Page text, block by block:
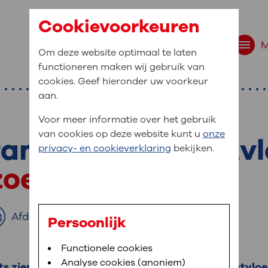
navigatie
bent u naar op
Bloedafname,MijnOLVG,Digitalisering
medische gegevens
In MijnOLVG kunt u uw medische
het u uitkomt. OLVG breidt MijnOLVG
met
van het hart
Afdrukken
Cookievoorkeuren
Om deze website optimaal te laten
functioneren maken wij gebruik van
cookies. Geef hieronder uw voorkeur
aan.
Voor meer informatie over het gebruik
van cookies op deze website kunt u onze
privacy- en cookieverklaring bekijken.
Persoonlijk
Functionele cookies
Analyse cookies (anoniem)